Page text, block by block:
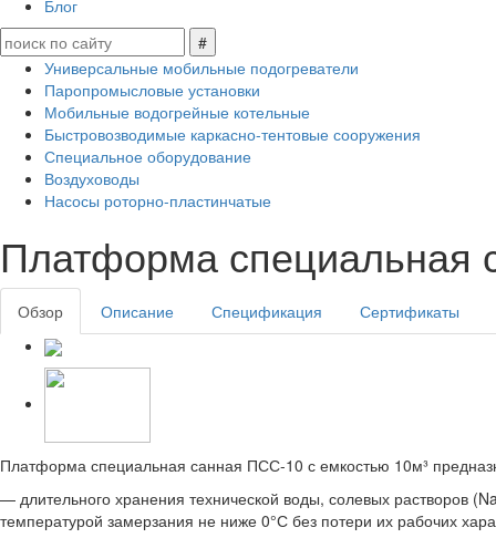
Блог
Универсальные мобильные подогреватели
Паропромысловые установки
Мобильные водогрейные котельные
Быстровозводимые каркасно-тентовые сооружения
Специальное оборудование
Воздуховоды
Насосы роторно-пластинчатые
Платформа специальная
Обзор Описание Спецификация Сертификаты
Платформа специальная санная ПСС-10 с емкостью 10м³
— длительного хранения технической воды, солевых растворов
температурой замерзания не ниже 0°С без потери их рабочих